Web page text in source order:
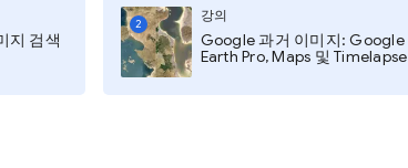
지 검색
2
강의
Google 과거 이미지: Google
Earth Pro, Maps 및 Timelapse